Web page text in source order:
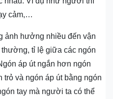
cảm,…
ảnh hưởng nhiều đến vận
tỉ lệ giữa các ngón
áp út ngắn hơn ngón
trỏ và ngón áp út bằng ngón
tay mà người ta có thể